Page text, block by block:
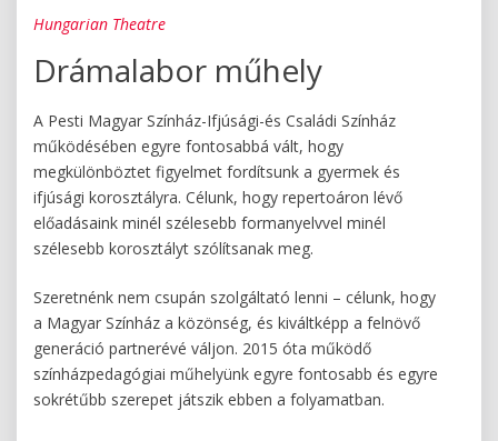
Hungarian Theatre
Drámalabor műhely
A Pesti Magyar Színház-Ifjúsági-és Családi Színház
működésében egyre fontosabbá vált, hogy
megkülönböztet figyelmet fordítsunk a gyermek és
ifjúsági korosztályra. Célunk, hogy repertoáron lévő
előadásaink minél szélesebb formanyelvvel minél
szélesebb korosztályt szólítsanak meg.
Szeretnénk nem csupán szolgáltató lenni – célunk, hogy
a Magyar Színház a közönség, és kiváltképp a felnövő
generáció partnerévé váljon. 2015 óta működő
színházpedagógiai műhelyünk egyre fontosabb és egyre
sokrétűbb szerepet játszik ebben a folyamatban.